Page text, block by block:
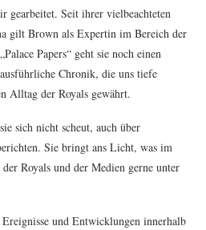
gearbeitet. Seit ihrer vielbeachteten
gilt Brown als Expertin im Bereich der
Papers“ geht sie noch einen
Chronik, die uns tiefe
Alltag der Royals gewährt.
sich nicht scheut, auch über
Sie bringt ans Licht, was im
Royals und der Medien gerne unter
und Entwicklungen innerhalb